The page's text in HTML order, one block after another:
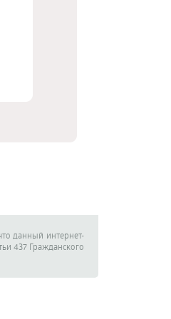
данный интернет-
437 Гражданского